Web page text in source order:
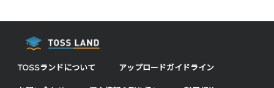
TOSSランドについて アップロードガイドライン